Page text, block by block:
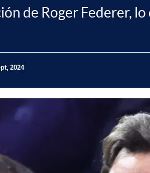
de Roger Federer,
2024